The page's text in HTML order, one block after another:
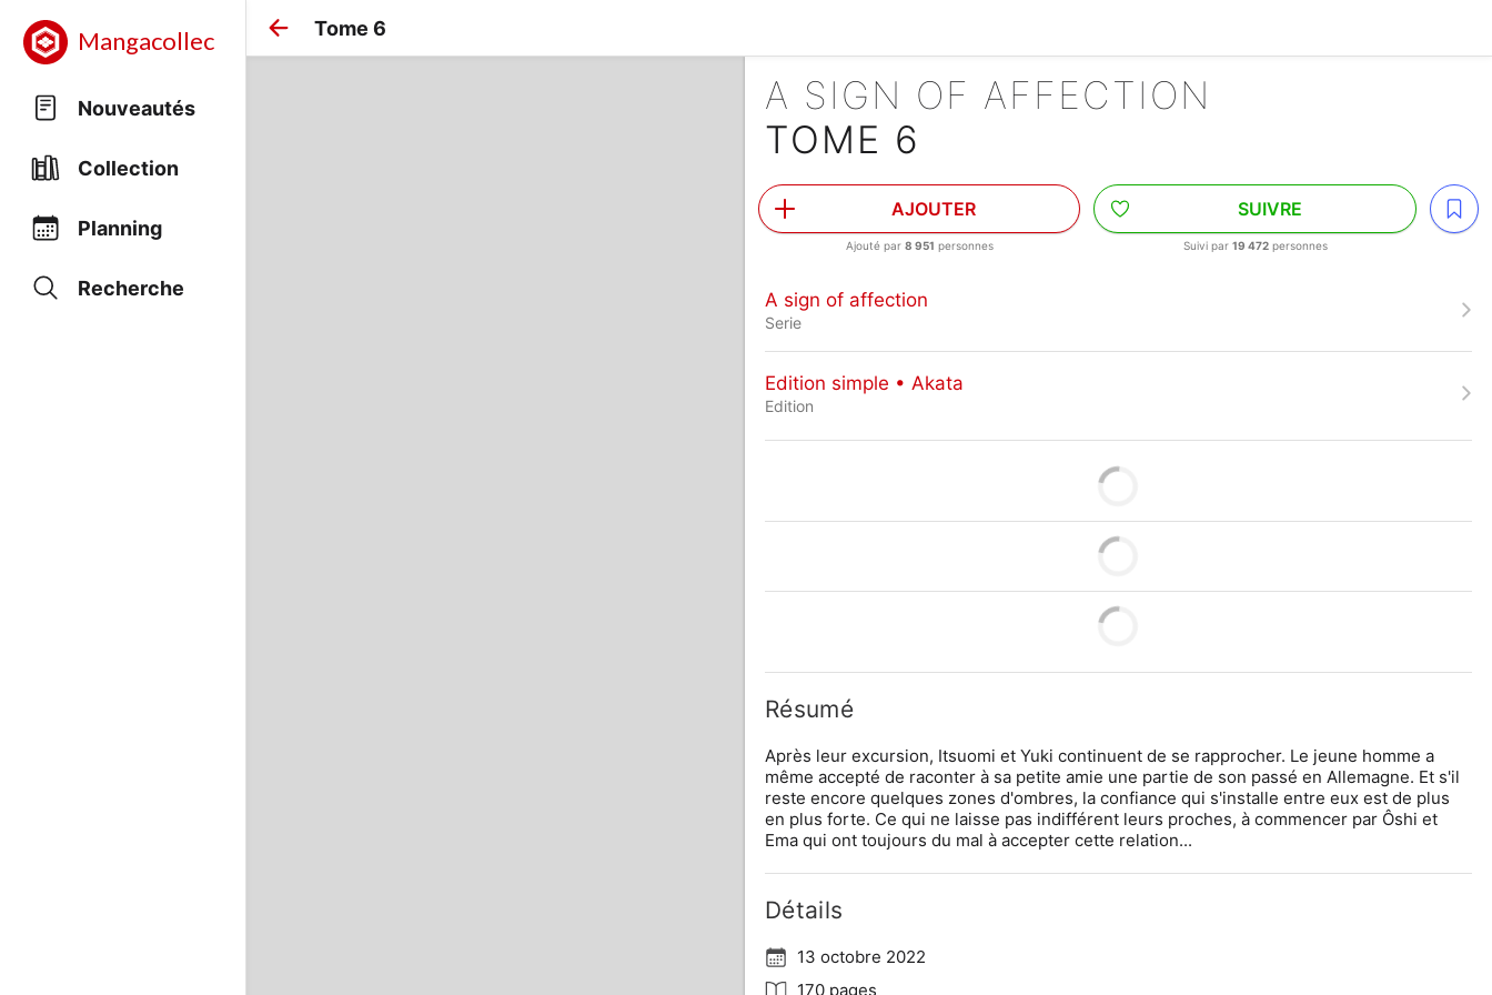
Mangacollec
Nouveautés
Collection
Planning
Recherche
Tome 6
A SIGN OF AFFECTION
TOME 6
AJOUTER
Ajouté par 8 951 personnes
SUIVRE
Suivi par 19 472personnes
A sign of affection
Serie
Edition simple • Akata
Edition
Résumé
Après leur excursion, Itsuomi et Yuki continuent de se rapprocher. Le jeune homme a
même accepté de raconter à sa petite amie une partie de son passé en Allemagne. Et s'il
reste encore quelques zones d'ombres, la confiance qui s'installe entre eux est de plus
en plus forte. Ce qui ne laisse pas indifférent leurs proches, à commencer par Ôshi et
Ema qui ont toujours du mal à accepter cette relation...
Détails
13 octobre 2022
170 pages